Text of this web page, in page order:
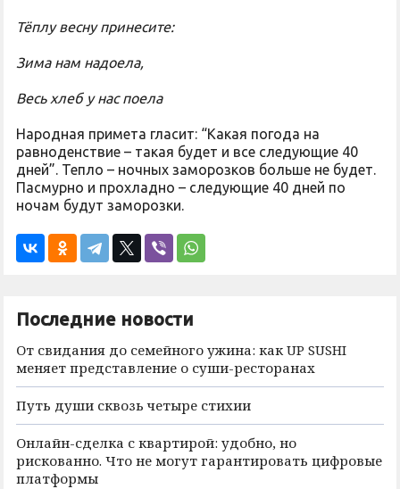
Тёплу весну принесите:
Зима нам надоела,
Весь хлеб у нас поела
Народная примета гласит: “Какая погода на
равноденствие – такая будет и все следующие 40
дней”. Тепло – ночных заморозков больше не будет.
Пасмурно и прохладно – следующие 40 дней по
ночам будут заморозки.
Последние новости
От свидания до семейного ужина: как UP SUSHI
меняет представление о суши-ресторанах
Путь души сквозь четыре стихии
Онлайн-сделка с квартирой: удобно, но
рискованно. Что не могут гарантировать цифровые
платформы